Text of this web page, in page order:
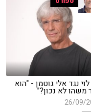
נגד אלי גוטמן - "הוא
משהו לא נכון?"
26/09/